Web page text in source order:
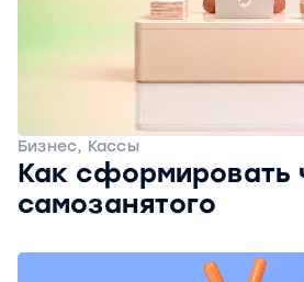
Бизнес, Кассы
Как сформировать
самозанятого